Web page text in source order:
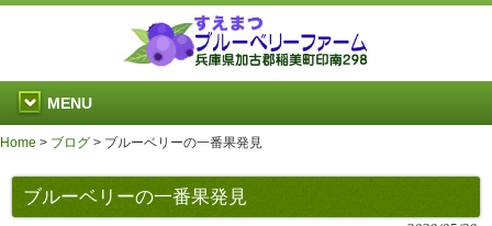
MENU
Home > ブログ > ブルーベリーの一番果発見
ブルーベリーの一番果発見